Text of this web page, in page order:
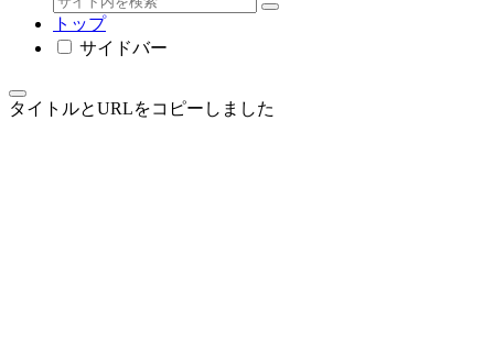
トップ
サイドバー
タイトルとURLをコピーしました